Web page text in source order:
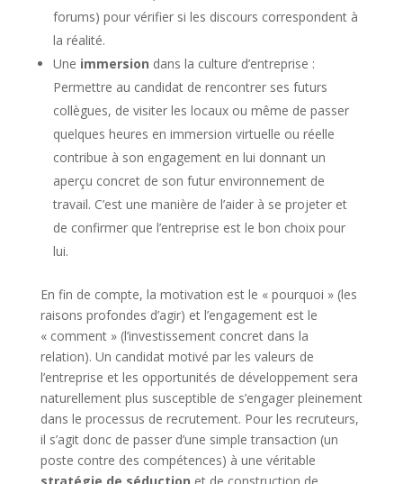
forums) pour vérifier si les discours correspondent à
la réalité.
Une immersion dans la culture d’entreprise :
Permettre au candidat de rencontrer ses futurs
collègues, de visiter les locaux ou même de passer
quelques heures en immersion virtuelle ou réelle
contribue à son engagement en lui donnant un
aperçu concret de son futur environnement de
travail. C’est une manière de l’aider à se projeter et
de confirmer que l’entreprise est le bon choix pour
lui.
En fin de compte, la motivation est le « pourquoi » (les
raisons profondes d’agir) et l’engagement est le
« comment » (l’investissement concret dans la
relation). Un candidat motivé par les valeurs de
l’entreprise et les opportunités de développement sera
naturellement plus susceptible de s’engager pleinement
dans le processus de recrutement. Pour les recruteurs,
il s’agit donc de passer d’une simple transaction (un
poste contre des compétences) à une véritable
stratégie de séduction et de construction de